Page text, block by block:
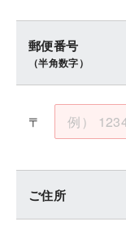
郵便番号
（半角数字）
〒
ご住所